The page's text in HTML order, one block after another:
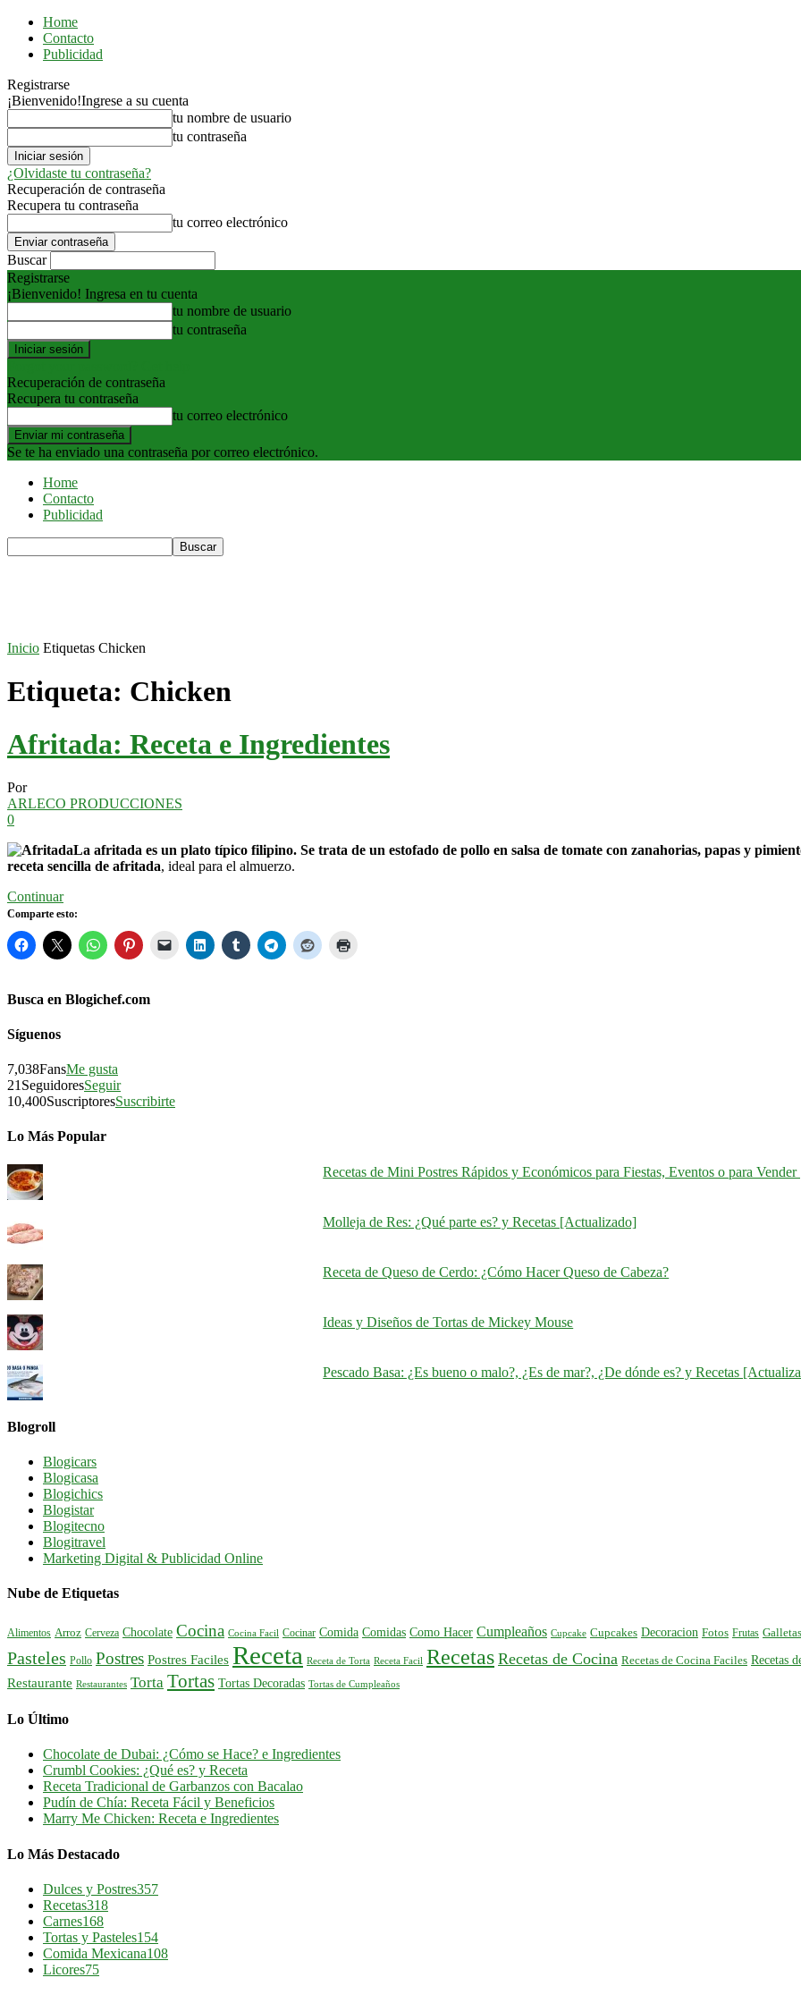
Home
Contacto
Publicidad
Registrarse
¡Bienvenido!Ingrese a su cuenta
tu nombre de usuario
tu contraseña
¿Olvidaste tu contraseña?
Recuperación de contraseña
Recupera tu contraseña
tu correo electrónico
Buscar
Registrarse
¡Bienvenido! Ingresa en tu cuenta
tu nombre de usuario
tu contraseña
Recuperación de contraseña
Recupera tu contraseña
tu correo electrónico
Se te ha enviado una contraseña por correo electrónico.
Home
Contacto
Publicidad
Inicio Etiquetas Chicken
Etiqueta: Chicken
Afritada: Receta e Ingredientes
Por
ARLECO PRODUCCIONES
0
La afritada es un plato típico filipino. Se trata de un estofado de pollo en salsa de tomate con zanahorias, papas y
receta sencilla de afritada, ideal para el almuerzo.
Continuar
Comparte esto:
Busca en Blogichef.com
Síguenos
7,038FansMe gusta
21 SeguidoresSeguir
10,400SuscriptoresSuscribirte
Lo Más Popular
Recetas de Mini Postres Rápidos y Económicos para Fiestas, Eventos o para
Molleja de Res: ¿Qué parte es? y Recetas [Actualizado]
Receta de Queso de Cerdo: ¿Cómo Hacer Queso de Cabeza?
Ideas y Diseños de Tortas de Mickey Mouse
Pescado Basa: ¿Es bueno o malo?, ¿Es de mar?, ¿De dónde es? y Recetas
Blogroll
Blogicars
Blogicasa
Blogichics
Blogistar
Blogitecno
Blogitravel
Marketing Digital & Publicidad Online
Nube de Etiquetas
Alimentos Arroz Cerveza Chocolate Cocina Cocina Facil Cocinar Comida Comidas Como Hacer Cumpleaños Cupcake Cupcakes Decoracion Fotos Frutas Galletas
Pasteles Pollo Postres Postres Faciles Receta Receta de Torta Receta Facil Recetas Recetas de Cocina Recetas de Cocina Faciles Recetas
Restaurante Restaurantes Torta Tortas Tortas Decoradas Tortas de Cumpleaños
Lo Último
Chocolate de Dubai: ¿Cómo se Hace? e Ingredientes
Crumbl Cookies: ¿Qué es? y Receta
Receta Tradicional de Garbanzos con Bacalao
Pudín de Chía: Receta Fácil y Beneficios
Marry Me Chicken: Receta e Ingredientes
Lo Más Destacado
Dulces y Postres357
Recetas318
Carnes168
Tortas y Pasteles154
Comida Mexicana108
Licores75